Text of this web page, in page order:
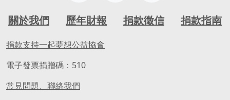
關於我們 歷年財報 捐款徵信 捐款指南
捐款支持一起夢想公益協會
電子發票捐贈碼：510
常見問題、聯絡我們